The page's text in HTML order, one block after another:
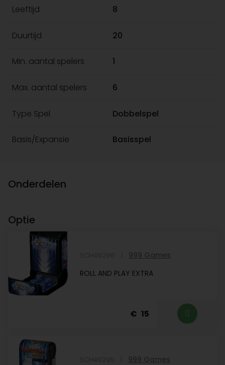
Leeftijd 8
Duurtijd 20
Min. aantal spelers 1
Max. aantal spelers 6
Type Spel Dobbelspel
Basis/Expansie Basisspel
Onderdelen
Optie
SCH49296
999 Games
ROLL AND PLAY EXTRA
15
SCH49295
999 Games